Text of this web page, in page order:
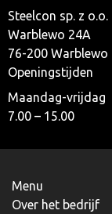
Steelcon sp. z o.o.
Warblewo 24A
76-200 Warblewo
Openingstijden
Maandag-vrijdag
7.00 – 15.00
Menu
Over het bedrijf